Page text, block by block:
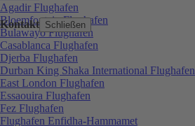
Kontakt Schließen
Agadir Flughafen
Bloemfontein Flughafen
Bulawayo Flughafen
Casablanca Flughafen
Djerba Flughafen
Durban King Shaka International Flughafen
East London Flughafen
Essaouira Flughafen
Fez Flughafen
Flughafen Enfidha-Hammamet